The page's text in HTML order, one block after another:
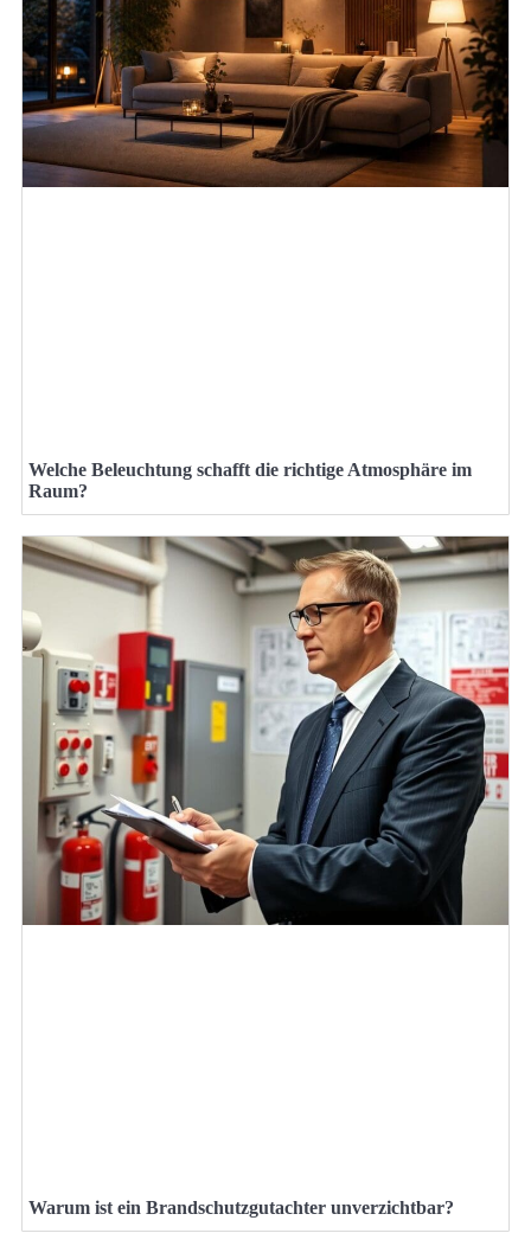
Welche Beleuchtung schafft die richtige Atmosphäre im
Raum?
Warum ist ein Brandschutzgutachter unverzichtbar?